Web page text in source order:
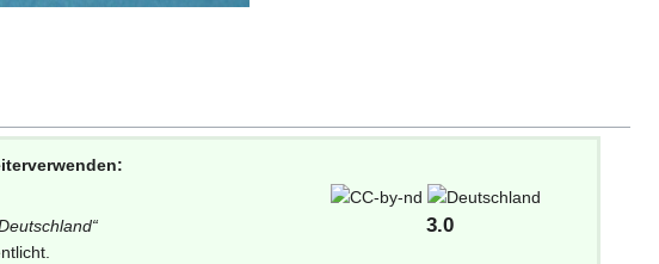
“
3.0